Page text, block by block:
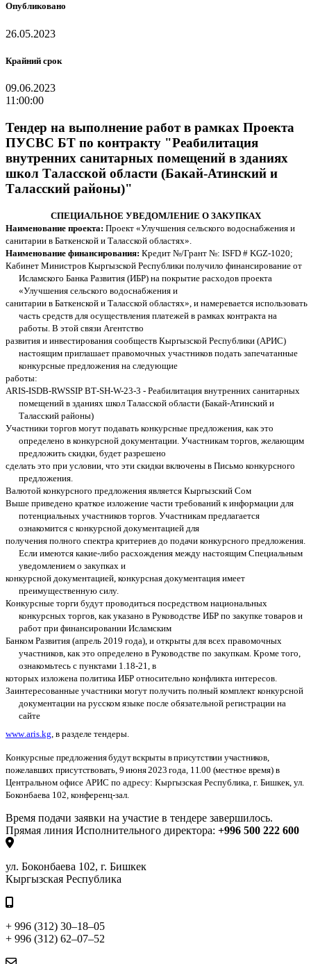
Опубликовано
26.05.2023
Крайний срок
09.06.2023
11:00:00
Тендер на выполнение работ в рамках Проекта
ПУСВС БТ по контракту "Реабилитация
внутренних санитарных помещений в зданиях
школ Таласской области (Бакай-Атинский и
Таласский районы)"
СПЕЦИАЛЬНОЕ УВЕДОМЛЕНИЕ О ЗАКУПКАХ
Наименование проекта: Проект «Улучшения сельского водоснабжения и
санитарии в Баткенской и Таласской областях».
Наименование финансирования: Кредит №/Грант №: ISFD # KGZ-1020;
Кабинет Министров Кыргызской Республики получило финансирование от
Исламского Банка Развития (ИБР) на покрытие расходов проекта
«Улучшения сельского водоснабжения и
санитарии в Баткенской и Таласской областях», и намеревается использовать
часть средств для осуществления платежей в рамках контракта на
работы. В этой связи Агентство
развития и инвестирования сообществ Кыргызской Республики (АРИС)
настоящим приглашает правомочных участников подать запечатанные
конкурсные предложения на следующие
работы:
ARIS-ISDB-RWSSIP BT-SH-W-23-3 - Реабилитация внутренних санитарных
помещений в зданиях школ Таласской области (Бакай-Атинский и
Таласский районы)
Участники торгов могут подавать конкурсные предложения, как это
определено в конкурсной документации. Участникам торгов, желающим
предложить скидки, будет разрешено
сделать это при условии, что эти скидки включены в Письмо конкурсного
предложения.
Валютой конкурсного предложения является Кыргызский Сом
Выше приведено краткое изложение части требований к информации для
потенциальных участников торгов. Участникам предлагается
ознакомится с конкурсной документацией для
получения полного спектра критериев до подачи конкурсного предложения.
Если имеются какие-либо расхождения между настоящим Специальным
уведомлением о закупках и
конкурсной документацией, конкурсная документация имеет
преимущественную силу.
Конкурсные торги будут проводиться посредством национальных
конкурсных торгов, как указано в Руководстве ИБР по закупке товаров и
работ при финансировании Исламским
Банком Развития (апрель 2019 года), и открыты для всех правомочных
участников, как это определено в Руководстве по закупкам. Кроме того,
ознакомьтесь с пунктами 1.18-21, в
которых изложена политика ИБР относительно конфликта интересов.
Заинтересованные участники могут получить полный комплект конкурсной
документации на русском языке после обязательной регистрации на
сайте
www.aris.kg, в разделе тендеры.
Конкурсные предложения будут вскрыты в присутствии участников,
пожелавших присутствовать, 9 июня 2023года, 11.00 (местное время)в
Центральном офисе АРИС по адресу: Кыргызская Республика, г. Бишкек, ул.
Боконбаева 102, конференц-зал.
Время подачи заявки на участие в тендере завершилось.
Прямая линия Исполнительного директора: +996 500 222 600
ул. Боконбаева 102, г. Бишкек
Кыргызская Республика
+ 996 (312) 30–18–05
+ 996 (312) 62–07–52